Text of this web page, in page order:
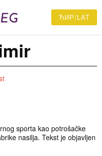
ЋИР/LAT
sporta kao potrošačke
nasilja. Tekst je objavljen